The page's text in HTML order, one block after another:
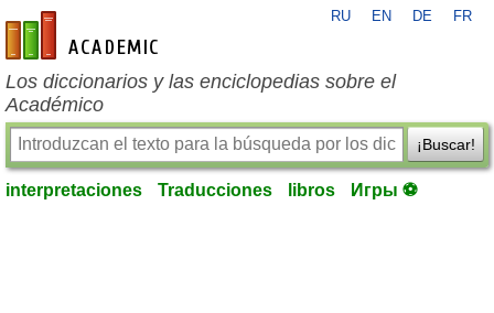
es-academic.com
RU EN DE FR
Los diccionarios y las enciclopedias sobre el
Académico
¡Buscar!
interpretaciones Traducciones libros Игры ⚽